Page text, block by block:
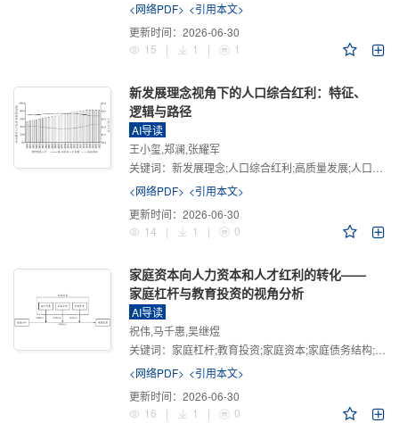
<网络PDF> <引用本文>
更新时间： 2026-06-30
15
| 1 | 1
新发展理念视角下的人口综合红利：特征、
逻辑与路径
AI导读
王小玺,郑澜,张耀军
关键词： 新发展理念;人口综合红利;高质量发展;人口政策;中国式现代化
<网络PDF> <引用本文>
更新时间： 2026-06-30
14
| 1 | 0
家庭资本向人力资本和人才红利的转化——
家庭杠杆与教育投资的视角分析
AI导读
祝伟,马千惠,吴继煜
关键词： 家庭杠杆;教育投资;家庭资本;家庭债务结构;CHFS
<网络PDF> <引用本文>
更新时间： 2026-06-30
16
| 1 | 0